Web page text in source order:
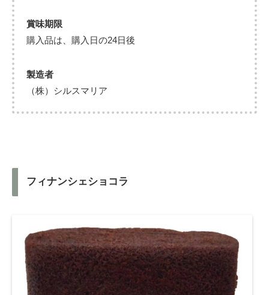
賞味期限
購入品は、購入日の24日後
製造者
（株）シルスマリア
フィナンシェショコラ